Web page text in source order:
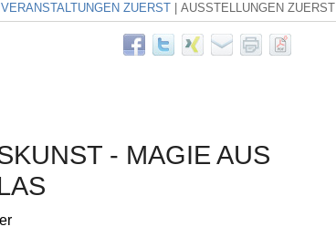
VERANSTALTUNGEN ZUERST AUSSTELLUNGEN ZUERST
- MAGIE AUS